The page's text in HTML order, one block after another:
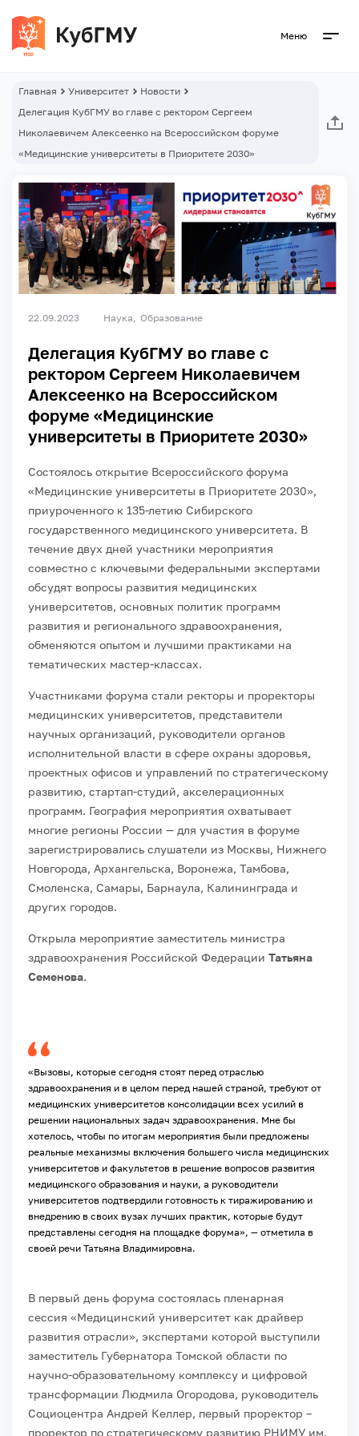
Меню
Главная Университет
Новости
Делегация КубГМУ во главе с ректором Сергеем
Николаевичем Алексеенко на Всероссийском форуме
«Медицинские университеты в Приоритете 2030»
22.09.2023 Наука Образование
Делегация КубГМУ во главе с
ректором Сергеем Николаевичем
Алексеенко на Всероссийском
форуме «Медицинские
университеты в Приоритете 2030»
Состоялось открытие Всероссийского форума
«Медицинские университеты в Приоритете 2030»,
приуроченного к 135-летию Сибирского
государственного медицинского университета. В
течение двух дней участники мероприятия
совместно с ключевыми федеральными экспертами
обсудят вопросы развития медицинских
университетов, основных политик программ
развития и регионального здравоохранения,
обменяются опытом и лучшими практиками на
тематических мастер-классах.
Участниками форума стали ректоры и проректоры
медицинских университетов, представители
научных организаций, руководители органов
исполнительной власти в сфере охраны здоровья,
проектных офисов и управлений по стратегическому
развитию, стартап-студий, акселерационных
программ. География мероприятия охватывает
многие регионы России — для участия в форуме
зарегистрировались слушатели из Москвы, Нижнего
Новгорода, Архангельска, Воронежа, Тамбова,
Смоленска, Самары, Барнаула, Калининграда и
других городов.
Открыла мероприятие заместитель министра
здравоохранения Российской Федерации Татьяна
Семенова.
«Вызовы, которые сегодня стоят перед отраслью
здравоохранения и в целом перед нашей страной, требуют от
медицинских университетов консолидации всех усилий в
решении национальных задач здравоохранения. Мне бы
хотелось, чтобы по итогам мероприятия были предложены
реальные механизмы включения большего числа медицинских
университетов и факультетов в решение вопросов развития
медицинского образования и науки, а руководители
университетов подтвердили готовность к тиражированию и
внедрению в своих вузах лучших практик, которые будут
представлены сегодня на площадке форума», — отметила в
своей речи Татьяна Владимировна.
В первый день форума состоялась пленарная
сессия «Медицинский университет как драйвер
развития отрасли», экспертами которой выступили
заместитель Губернатора Томской области по
научно-образовательному комплексу и цифровой
трансформации Людмила Огородова, руководитель
Социоцентра Андрей Келлер, первый проректор –
проректор по стратегическому развитию РНИМУ им.